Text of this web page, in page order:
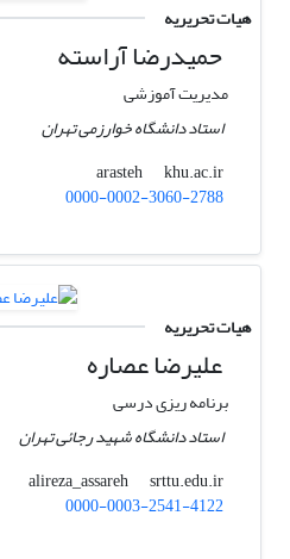
هیات تحریریه
حمیدرضا آراسته
مدیریت آموزشی
استاد دانشگاه خوارزمی تهران
arasteh
khu.ac.ir
0000-0002-3060-2788
هیات تحریریه
علیرضا عصاره
برنامه ریزی درسی
استاد دانشگاه شهید رجائی تهران
alireza_assareh
srttu.edu.ir
0000-0003-2541-4122